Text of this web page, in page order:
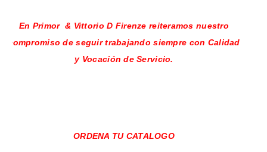
En Primor & Vittorio D Firenze reiteramos nuestro
compromiso de seguir trabajando siempre con Calidad
y Vocación de Servicio.
ORDENA TU CATALOGO